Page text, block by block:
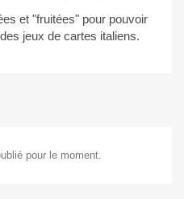
et "fruitées" pour pouvoir
jeux de cartes italiens.
pour le moment.